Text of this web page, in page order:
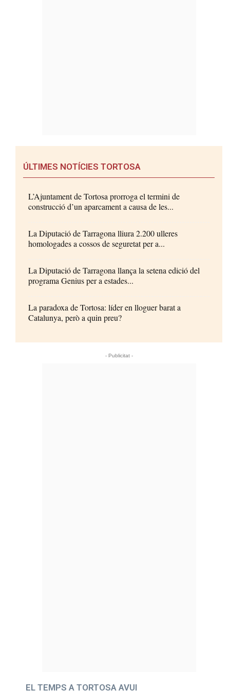
ÚLTIMES NOTÍCIES TORTOSA
L’Ajuntament de Tortosa prorroga el termini de
construcció d’un aparcament a causa de les...
La Diputació de Tarragona lliura 2.200 ulleres
homologades a cossos de seguretat per a...
La Diputació de Tarragona llança la setena edició del
programa Genius per a estades...
La paradoxa de Tortosa: líder en lloguer barat a
Catalunya, però a quin preu?
- Publicitat -
EL TEMPS A TORTOSA AVUI